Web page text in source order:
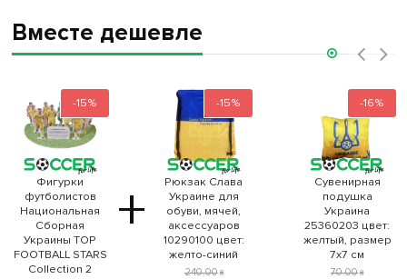
Вместе дешевле
-15%
+
Фигурки
футболистов
Национальная
Сборная
Украины TOP
FOOTBALL STARS
Collection 2
-15%
Рюкзак Слава
Украине для
обуви, мячей,
аксессуаров
10290100 цвет:
желто-синий
240.00 ₴
-16%
Сувенирная
подушка
Украина
25360203 цвет:
желтый, размер
7x7 см
70.00 ₴